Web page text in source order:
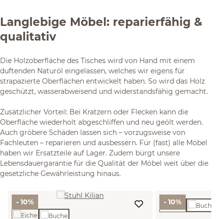
Langlebige Möbel: reparierfähig &
qualitativ
Die Holzoberfläche des Tisches wird von Hand mit einem
duftenden Naturöl eingelassen, welches wir eigens für
strapazierte Oberflächen entwickelt haben. So wird das Holz
geschützt, wasserabweisend und widerstandsfähig gemacht.
Zusätzlicher Vorteil: Bei Kratzern oder Flecken kann die
Oberfläche wiederholt abgeschliffen und neu geölt werden.
Auch gröbere Schäden lassen sich – vorzugsweise von
Fachleuten – reparieren und ausbessern. Für (fast) alle Möbel
haben wir Ersatzteile auf Lager. Zudem bürgt unsere
Lebensdauergarantie für die Qualität der Möbel weit über die
gesetzliche Gewährleistung hinaus.
- 10% - 10%